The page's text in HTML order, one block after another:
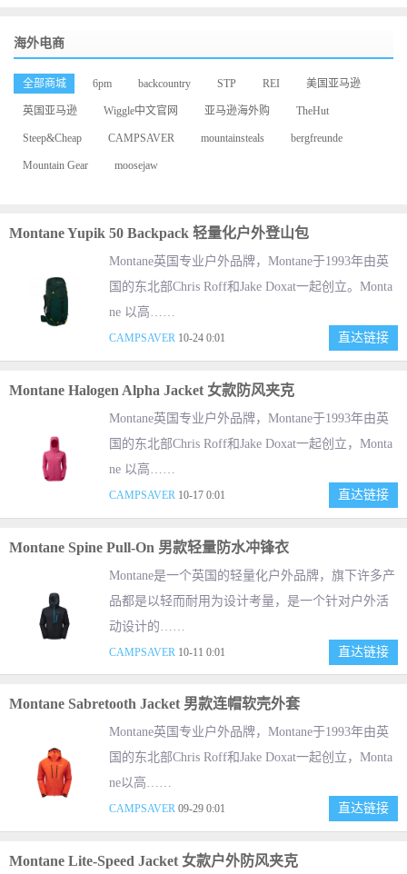
海外电商
全部商城 6pm backcountry STP REI 美国亚马逊
英国亚马逊 Wiggle中文官网 亚马逊海外购 TheHut
Steep&Cheap CAMPSAVER mountainsteals bergfreunde
Mountain Gear moosejaw
Montane Yupik 50 Backpack 轻量化户外登山包
Montane英国专业户外品牌，Montane于1993年由英
国的东北部Chris Roff和Jake Doxat一起创立。Monta
ne 以高……
CAMPSAVER 10-24 0:01 直达链接
Montane Halogen Alpha Jacket 女款防风夹克
Montane英国专业户外品牌，Montane于1993年由英
国的东北部Chris Roff和Jake Doxat一起创立，Monta
ne 以高……
CAMPSAVER 10-17 0:01 直达链接
Montane Spine Pull-On 男款轻量防水冲锋衣
Montane是一个英国的轻量化户外品牌，旗下许多产
品都是以轻而耐用为设计考量，是一个针对户外活
动设计的……
CAMPSAVER 10-11 0:01 直达链接
Montane Sabretooth Jacket 男款连帽软壳外套
Montane英国专业户外品牌，Montane于1993年由英
国的东北部Chris Roff和Jake Doxat一起创立，Monta
ne以高……
CAMPSAVER 09-29 0:01 直达链接
Montane Lite-Speed Jacket 女款户外防风夹克